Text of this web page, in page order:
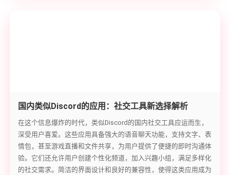
国内类似Discord的应用：社交工具新选择解析
在这个信息爆炸的时代，类似Discord的国内社交工具应运而生，
深受用户喜爱。这些应用具备强大的语音聊天功能，支持文字、表
情包，甚至游戏直播和文件共享，为用户提供了便捷的即时沟通体
验。它们还允许用户创建个性化频道，加入兴趣小组，满足多样化
的社交需求。简洁的界面设计和良好的兼容性，使得这类应用成为